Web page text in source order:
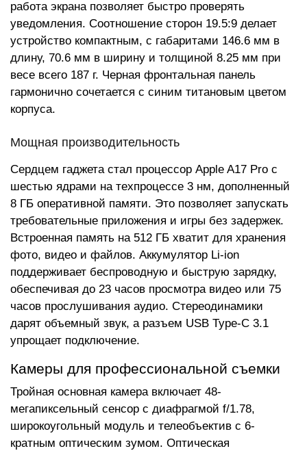
работа экрана позволяет быстро проверять
уведомления. Соотношение сторон 19.5:9 делает
устройство компактным, с габаритами 146.6 мм в
длину, 70.6 мм в ширину и толщиной 8.25 мм при
весе всего 187 г. Черная фронтальная панель
гармонично сочетается с синим титановым цветом
корпуса.
Мощная производительность
Сердцем гаджета стал процессор Apple A17 Pro с
шестью ядрами на техпроцессе 3 нм, дополненный
8 ГБ оперативной памяти. Это позволяет запускать
требовательные приложения и игры без задержек.
Встроенная память на 512 ГБ хватит для хранения
фото, видео и файлов. Аккумулятор Li-ion
поддерживает беспроводную и быструю зарядку,
обеспечивая до 23 часов просмотра видео или 75
часов прослушивания аудио. Стереодинамики
дарят объемный звук, а разъем USB Type-C 3.1
упрощает подключение.
Камеры для профессиональной съемки
Тройная основная камера включает 48-
мегапиксельный сенсор с диафрагмой f/1.78,
широкоугольный модуль и телеобъектив с 6-
кратным оптическим зумом. Оптическая